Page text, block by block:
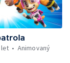
let Animovaný